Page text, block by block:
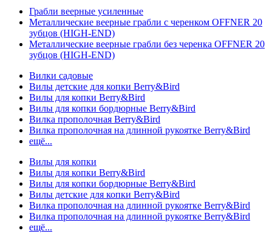
Грабли веерные усиленные
Металлические веерные грабли с черенком OFFNER 20
зубцов (HIGH-END)
Металлические веерные грабли без черенка OFFNER 20
зубцов (HIGH-END)
Вилки садовые
Вилы детские для копки Berry&Bird
Вилы для копки Berry&Bird
Вилы для копки бордюрные Berry&Bird
Вилка прополочная Berry&Bird
Вилка прополочная на длинной рукоятке Berry&Bird
ещё...
Вилы для копки
Вилы для копки Berry&Bird
Вилы для копки бордюрные Berry&Bird
Вилы детские для копки Berry&Bird
Вилка прополочная на длинной рукоятке Berry&Bird
Вилка прополочная на длинной рукоятке Berry&Bird
ещё...